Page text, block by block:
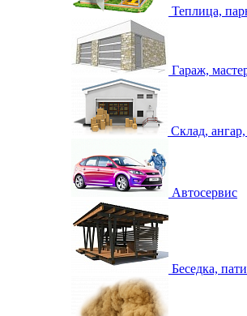
Теплица,
Гараж,
Склад,
Автосервис
Беседка,